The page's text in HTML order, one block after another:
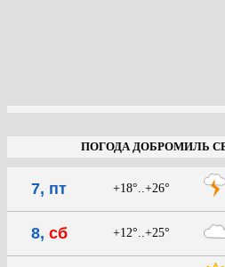
ПОГОДА ДОБРОМИЛЬ
7, пт +18°..+26°
8, сб +12°..+25°